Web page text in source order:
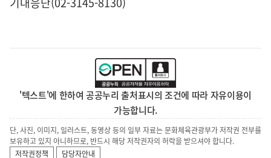
'텍스트'에 한하여 공공누리 출처표시의 조건에 따라 자유이용이
가능합니다.
단, 사진, 이미지, 일러스트, 동영상 등의 일부 자료는 문화체육관광부가 저작권 전부를
보유하고 있지 아니하므로, 반드시 해당 저작권자의 허락을 받으셔야 합니다.
저작권정책
담당자안내